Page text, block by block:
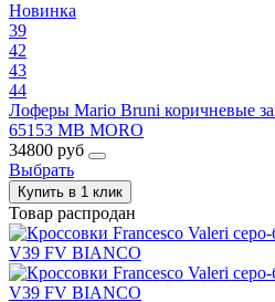
Новинка
39
42
43
44
Лоферы Mario Bruni коричневые
65153 MB MORO
34800 руб
Выбрать
Купить в 1 клик
Товар распродан